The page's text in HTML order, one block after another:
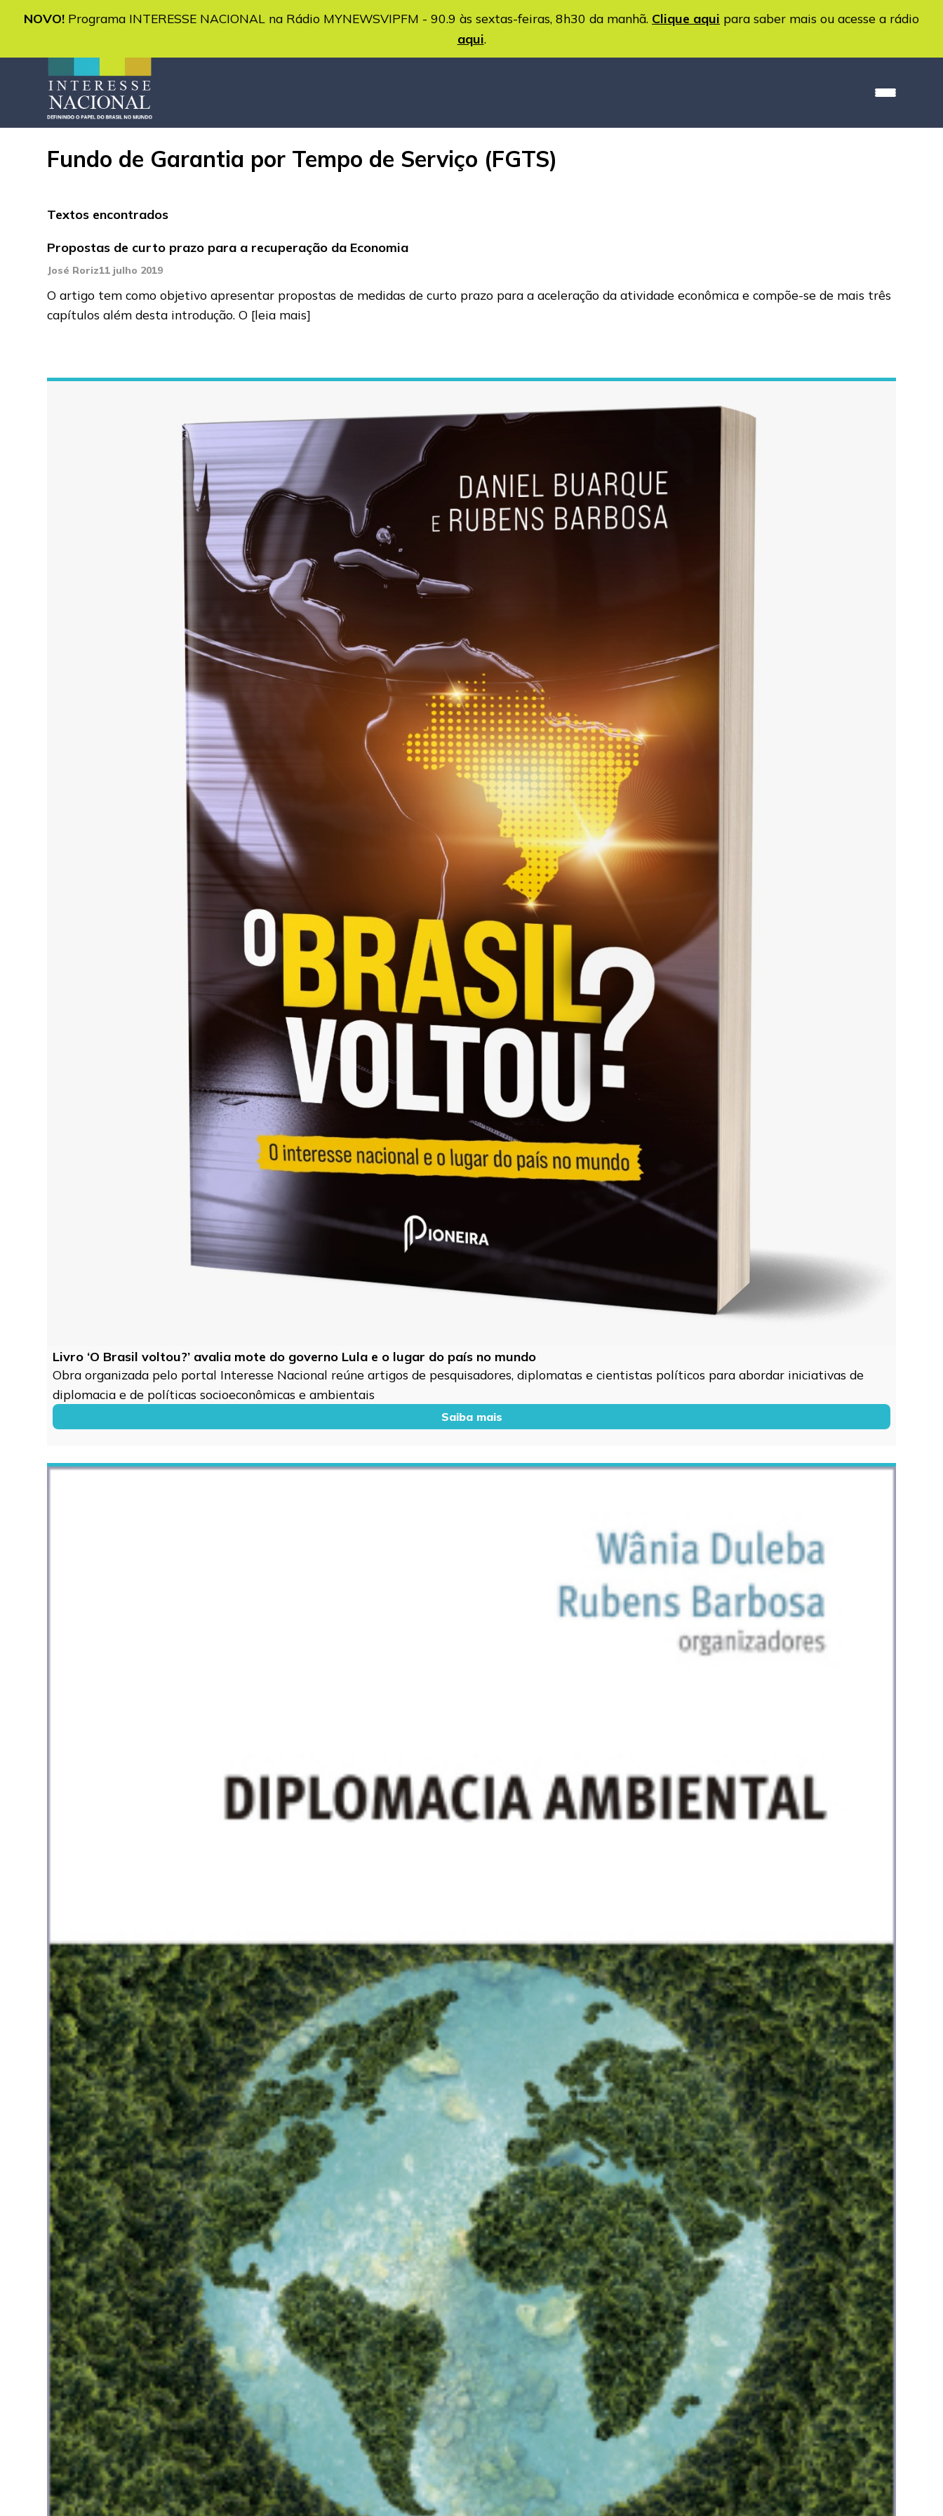
NOVO! Programa INTERESSE NACIONAL na Rádio MYNEWSVIPFM - 90.9 às sextas-feiras, 8h30 da manhã. Clique aqui para saber mais ou acesse a rádio
aqui.
Fundo de Garantia por Tempo de Serviço (FGTS)
Textos encontrados
Propostas de curto prazo para a recuperação da Economia
José Roriz11 julho 2019
O artigo tem como objetivo apresentar propostas de medidas de curto prazo para a aceleração da atividade econômica e compõe-se de mais três
capítulos além desta introdução. O [leia mais]
Livro ‘O Brasil voltou?’ avalia mote do governo Lula e o lugar do país no mundo
Obra organizada pelo portal Interesse Nacional reúne artigos de pesquisadores, diplomatas e cientistas políticos para abordar iniciativas de
diplomacia e de políticas socioeconômicas e ambientais
Saiba mais